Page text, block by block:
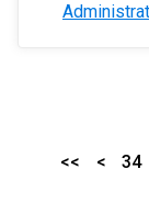
<< < 34